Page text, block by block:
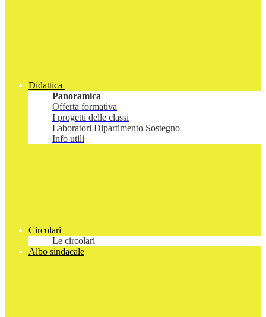
Didattica
Panoramica
Offerta formativa
I progetti delle classi
Laboratori Dipartimento Sostegno
Info utili
Circolari
Le circolari
Albo sindacale